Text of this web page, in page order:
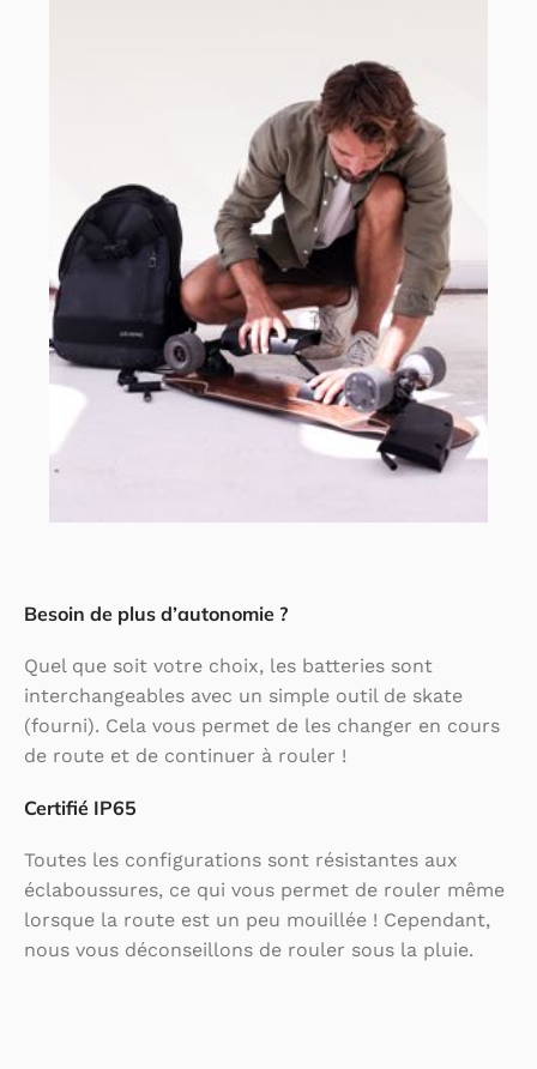
Besoin de plus d’autonomie ?
Quel que soit votre choix, les batteries sont
interchangeables avec un simple outil de skate
(fourni). Cela vous permet de les changer en cours
de route et de continuer à rouler !
Certifié IP65
Toutes les configurations sont résistantes aux
éclaboussures, ce qui vous permet de rouler même
lorsque la route est un peu mouillée ! Cependant,
nous vous déconseillons de rouler sous la pluie.